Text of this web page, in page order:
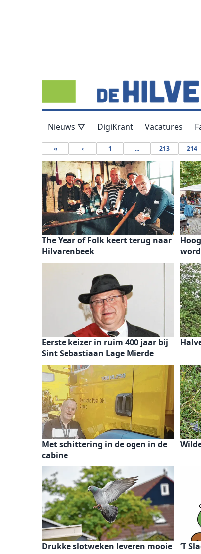
Nieuws ▽ DigiKrant Vacatures
« ‹ 1 ... 213 214
The Year of Folk keert terug naar
Hilvarenbeek
Eerste keizer in ruim 400 jaar bij
Sint Sebastiaan Lage Mierde
Met schittering in de ogen in de
cabine
Drukke slotweken leveren mooie
’T